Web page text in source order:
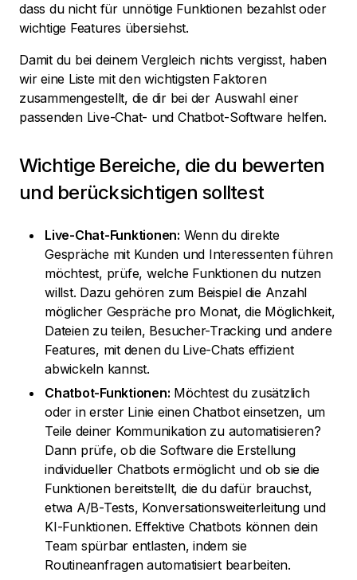
dass du nicht für unnötige Funktionen bezahlst oder
wichtige Features übersiehst.
Damit du bei deinem Vergleich nichts vergisst, haben
wir eine Liste mit den wichtigsten Faktoren
zusammengestellt, die dir bei der Auswahl einer
passenden Live-Chat- und Chatbot-Software helfen.
Wichtige Bereiche, die du bewerten
und berücksichtigen solltest
Live-Chat-Funktionen: Wenn du direkte
Gespräche mit Kunden und Interessenten führen
möchtest, prüfe, welche Funktionen du nutzen
willst. Dazu gehören zum Beispiel die Anzahl
möglicher Gespräche pro Monat, die Möglichkeit,
Dateien zu teilen, Besucher-Tracking und andere
Features, mit denen du Live-Chats effizient
abwickeln kannst.
Chatbot-Funktionen: Möchtest du zusätzlich
oder in erster Linie einen Chatbot einsetzen, um
Teile deiner Kommunikation zu automatisieren?
Dann prüfe, ob die Software die Erstellung
individueller Chatbots ermöglicht und ob sie die
Funktionen bereitstellt, die du dafür brauchst,
etwa A/B-Tests, Konversationsweiterleitung und
KI-Funktionen. Effektive Chatbots können dein
Team spürbar entlasten, indem sie
Routineanfragen automatisiert bearbeiten.